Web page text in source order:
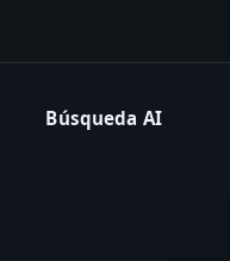
Búsqueda AI